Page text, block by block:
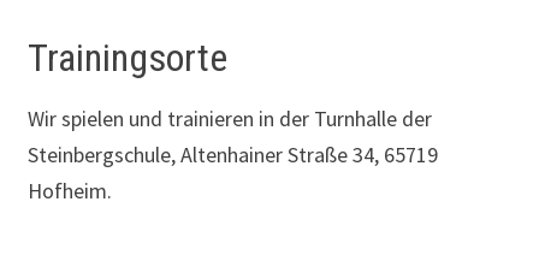
Trainingsorte
Wir spielen und trainieren in der Turnhalle der
Steinbergschule, Altenhainer Straße 34, 65719
Hofheim.